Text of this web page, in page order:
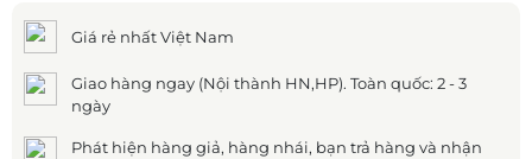
Giá rẻ nhất Việt Nam
Giao hàng ngay (Nội thành HN,HP). Toàn quốc: 2 - 3
ngày
Phát hiện hàng giả, hàng nhái, bạn trả hàng và nhận